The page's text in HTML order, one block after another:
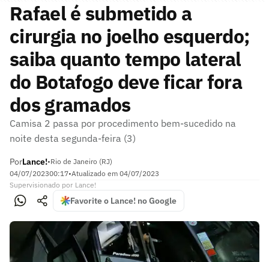
Rafael é submetido a
cirurgia no joelho esquerdo;
saiba quanto tempo lateral
do Botafogo deve ficar fora
dos gramados
Camisa 2 passa por procedimento bem-sucedido na
noite desta segunda-feira (3)
PorLance!•Rio de Janeiro (RJ)
04/07/202300:17•Atualizado em 04/07/2023
Supervisionado por Lance!
Favorite o Lance! no Google